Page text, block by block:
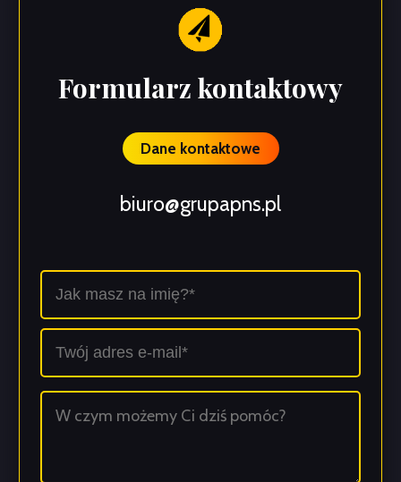
Formularz kontaktowy
Dane kontaktowe
biuro@grupapns.pl